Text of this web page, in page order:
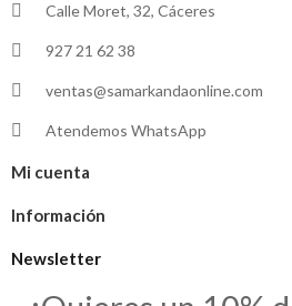
Calle Moret, 32, Cáceres
927 21 62 38
ventas@samarkandaonline.com
Atendemos WhatsApp
Mi cuenta
Información
Newsletter